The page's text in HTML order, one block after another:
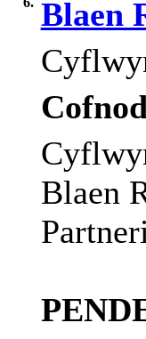
Blaen
Blaen